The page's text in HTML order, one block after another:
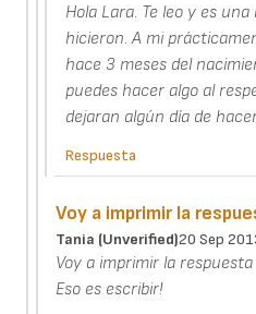
Hola Lara. Te leo y es
hicieron. A mi
hace 3 meses del
puedes hacer algo al
dejaran algún día de
Respuesta
Voy a imprimir la
Tania (unverified)20 Sep
Voy a imprimir la
Eso es escribir!